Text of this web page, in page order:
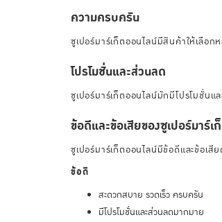
ความครบครัน
ซูเปอร์มาร์เก็ตออนไลน์มีสินค้าให้เลือ
โปรโมชั่นและส่วนลด
ซูเปอร์มาร์เก็ตออนไลน์มักมีโปรโมชั่น
ข้อดีและข้อเสียของซูเปอร์มาร์เ
ซูเปอร์มาร์เก็ตออนไลน์มีข้อดีและข้อเสี
ข้อดี
สะดวกสบาย รวดเร็ว ครบครัน
มีโปรโมชั่นและส่วนลดมากมาย